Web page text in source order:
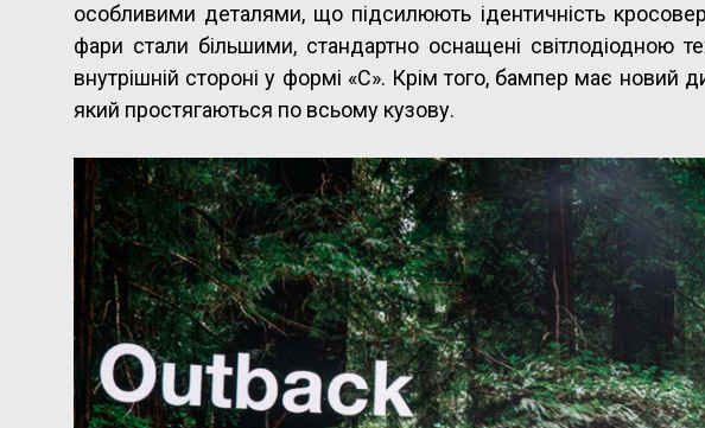
особливими деталями, що підсилюють ідентичність
фари стали більшими, стандартно оснащені світлодіодною
внутрішній стороні у формі «С». Крім того, бампер має новий
який простягаються по всьому кузову.